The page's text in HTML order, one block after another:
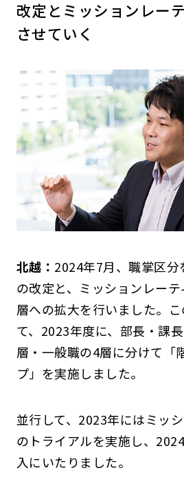
改定とミッションレー
させていく
北越： 2024年7月、職掌区分
の改定と、ミッションレー
層への拡大を行いました。
て、2023年度に、部長・課
層・一般職の4層に分けて「
プ」を実施しました。
並行して、2023年にはミッ
のトライアルを実施し、
入にいたりました。